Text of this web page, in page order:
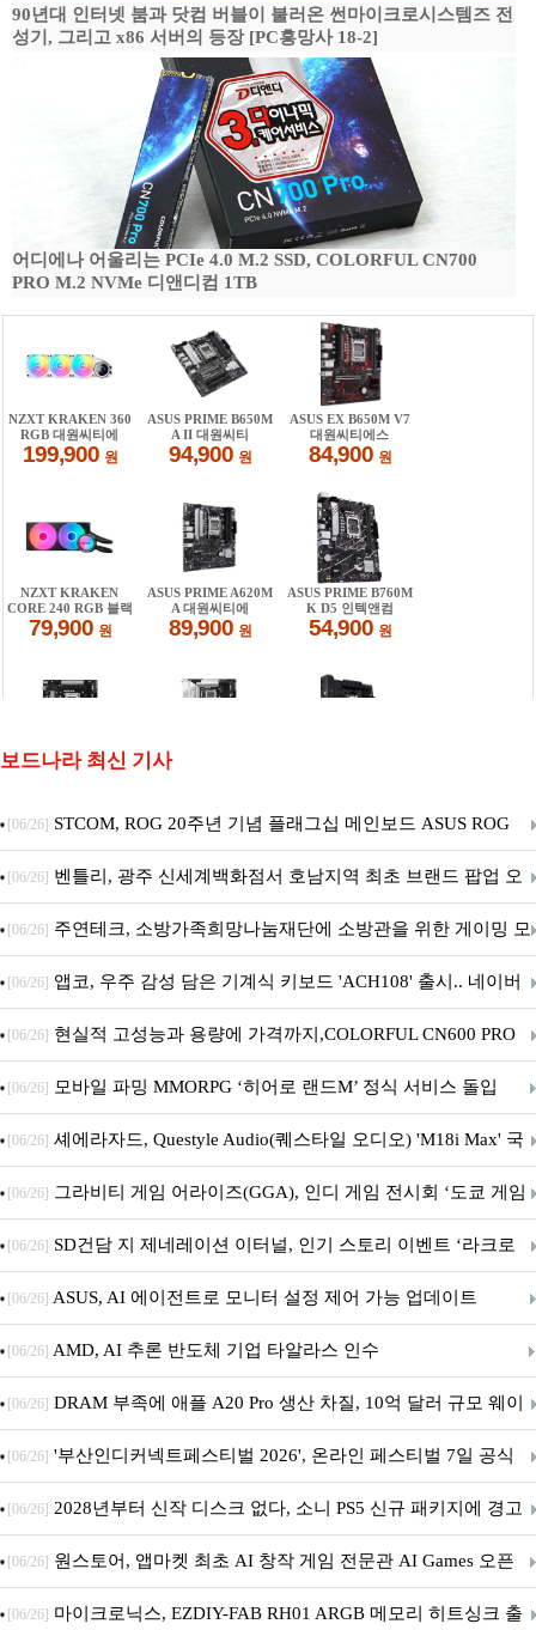
90년대 인터넷 붐과 닷컴 버블이 불러온 썬마이크로시스템즈 전
성기, 그리고 x86 서버의 등장 [PC흥망사 18-2]
어디에나 어울리는 PCIe 4.0 M.2 SSD, COLORFUL CN700
PRO M.2 NVMe 디앤디컴 1TB
보드나라 최신 기사
[06/26] STCOM, ROG 20주년 기념 플래그십 메인보드 ASUS ROG
Crosshair X870E EDITION 20 국내 출시 예정
[06/26] 벤틀리, 광주 신세계백화점서 호남지역 최초 브랜드 팝업 오
픈
[06/26] 주연테크, 소방가족희망나눔재단에 소방관을 위한 게이밍 모
니터·스마트 펫 침대 기부
[06/26] 앱코, 우주 감성 담은 기계식 키보드 'ACH108' 출시.. 네이버
브랜드데이 기획전 진행
[06/26] 현실적 고성능과 용량에 가격까지,COLORFUL CN600 PRO
M.2 NVMe 디앤디컴 1TB
[06/26] 모바일 파밍 MMORPG ‘히어로 랜드M’ 정식 서비스 돌입
[06/26] 셰에라자드, Questyle Audio(퀘스타일 오디오) 'M18i Max' 국
내 정식 출시
[06/26] 그라비티 게임 어라이즈(GGA), 인디 게임 전시회 ‘도쿄 게임
던전 13’ 참가!
[06/26] SD건담 지 제네레이션 이터널, 인기 스토리 이벤트 ‘라크로
아의 용사’ 재개최 및 풍성한 기념 이벤트 실시!
[06/26] ASUS, AI 에이전트로 모니터 설정 제어 가능 업데이트
[06/26] AMD, AI 추론 반도체 기업 타알라스 인수
[06/26] DRAM 부족에 애플 A20 Pro 생산 차질, 10억 달러 규모 웨이
퍼 대기
[06/26] '부산인디커넥트페스티벌 2026', 온라인 페스티벌 7일 공식
개막... 22일간 진행
[06/26] 2028년부터 신작 디스크 없다, 소니 PS5 신규 패키지에 경고
문 추가
[06/26] 원스토어, 앱마켓 최초 AI 창작 게임 전문관 AI Games 오픈
[06/26] 마이크로닉스, EZDIY-FAB RH01 ARGB 메모리 히트싱크 출